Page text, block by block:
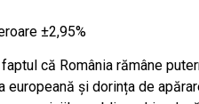
±2,95%
că România rămâne
și dorința de